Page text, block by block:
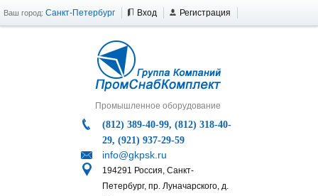
Ваш город: Санкт-Петербург Вход Регистрация
Промышленное оборудование
(812) 389-40-99, (812) 318-40-
29, (921) 937-29-59
info@gkpsk.ru
194291 Россия, Санкт-
Петербург, пр. Луначарского, д.